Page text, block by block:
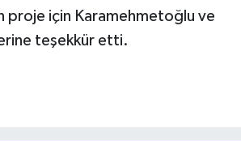
proje için Karamehmetoğlu ve
teşekkür etti.